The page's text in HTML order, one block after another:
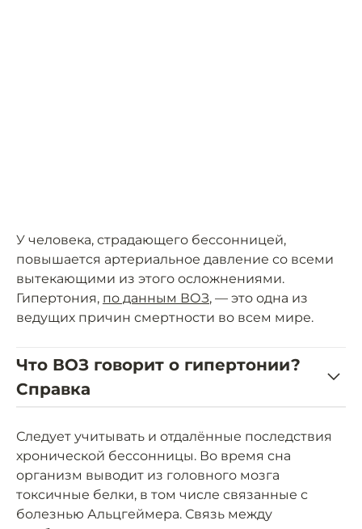
У человека, страдающего бессонницей,
повышается артериальное давление со всеми
вытекающими из этого осложнениями.
Гипертония, по данным ВОЗ, — это одна из
ведущих причин смертности во всем мире.
Что ВОЗ говорит о гипертонии?
Справка
Следует учитывать и отдалённые последствия
хронической бессонницы. Во время сна
организм выводит из головного мозга
токсичные белки, в том числе связанные с
болезнью Альцгеймера. Связь между